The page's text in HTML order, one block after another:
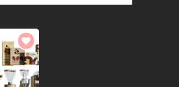
Add to
wishlist